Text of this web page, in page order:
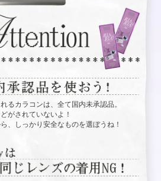
るカラコンは、全て国内未承認品。
がされていないよ！
、しっかり安全なものを選ぼうね！